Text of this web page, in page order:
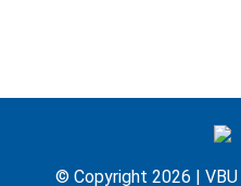
© Copyright 2026 | VBU